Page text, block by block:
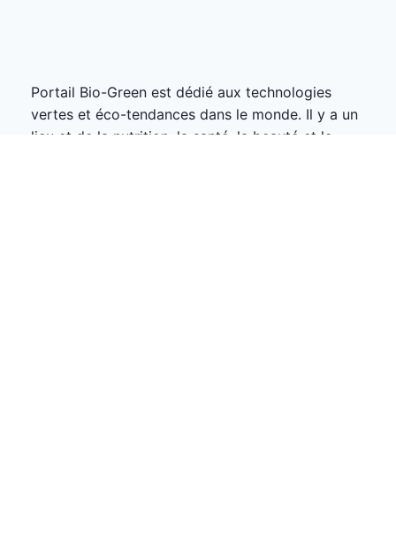
Portail Bio-Green est dédié aux technologies
vertes et éco-tendances dans le monde. Il y a un
lieu et de la nutrition, la santé, la beauté et le